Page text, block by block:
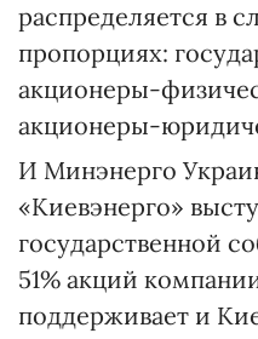
распределяется в
пропорциях:
акционеры-
акционеры-
И Минэнерго
«Киевэнерго»
государственной
51% акций
поддерживает и